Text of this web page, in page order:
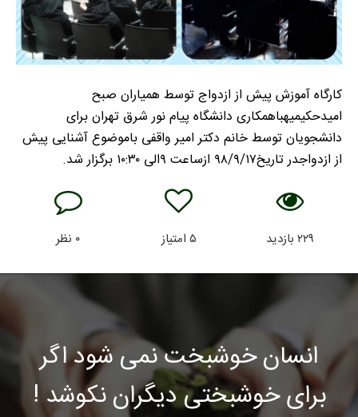
کارگاه آموزش پیش از ازدواج توسط همیاران صبح
امیدحکیمیهباهمکاری دانشگاه پیام نور شرق تهران برای
دانشجویانتوسط خانم دکتر امیر واقفی باموضوع آشنایی پیش
از ازدواجدر تاریخ۹۸/۹/۱۷ ازساعت ۹الی ۱۰:۳۰ برگزار شد.
۲۲۹ بازدید ۵ امتیاز ۰ نظر
انسان خوشبخت نمی شود اگر
برای خوشبختی دیگران نکوشد !